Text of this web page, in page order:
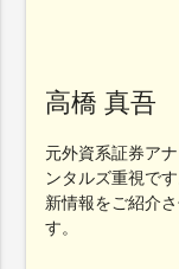
高橋 真吾
元外資系証券ア
ンタルズ重視で
新情報をご紹介
す。